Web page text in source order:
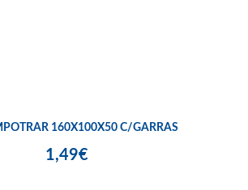
160X100X50 C/GARRAS
1,49€